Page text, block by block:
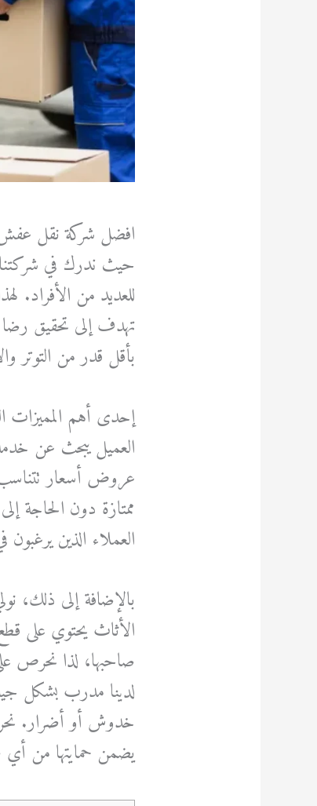
افضل شركة نقل عفش
حيث ندرك في
للعديد من الأفراد.
تهدف إلى تحقيق رضا
بأقل قدر من التوتر
إحدى أهم المميزات
العميل يبحث عن
عروض أسعار تتناسب
ممتازة دون الحاجة
العملاء الذين
بالإضافة إلى ذلك،
الأثاث يحتوي على
صاحبها، لذا نحرص
لدينا مدرب بشكل
خدوش أو أضرار.
يضمن حمايتها من أي